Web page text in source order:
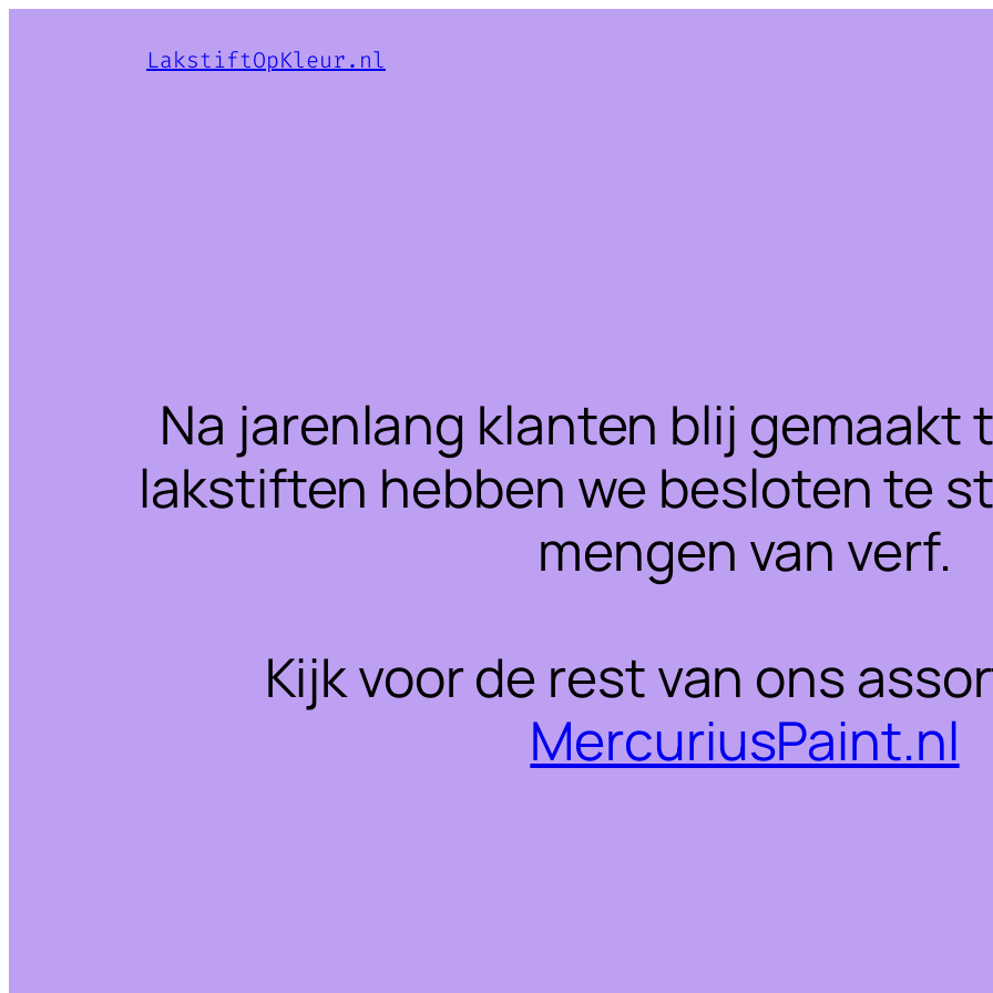
LakstiftOpKleur.nl
Na jarenlang klanten blij gemaakt
lakstiften hebben we besloten te
mengen van verf.
Kijk voor de rest van ons
MercuriusPaint.nl